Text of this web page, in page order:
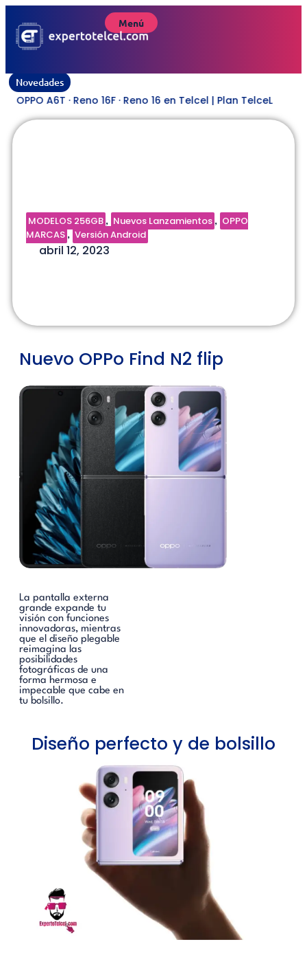
Menú
Novedades
OPPO A6T · Reno 16F · Reno 16 en Telcel | Plan TelceL
MODELOS 256GB , Nuevos Lanzamientos , OPPO
MARCAS , Versión Android
abril 12, 2023
Nuevo OPPo Find N2 flip
La pantalla externa
grande expande tu
visión con funciones
innovadoras, mientras
que el diseño plegable
reimagina las
posibilidades
fotográficas de una
forma hermosa e
impecable que cabe en
tu bolsillo.
Diseño perfecto y de bolsillo